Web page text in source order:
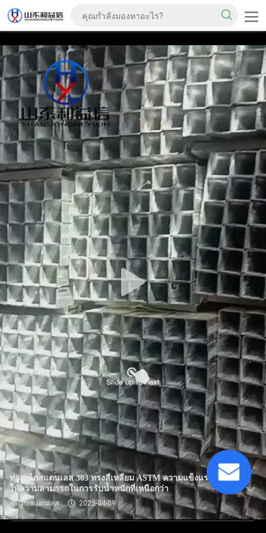
ท่อเหล็กสแตนเลส 303 ทรงสี่เหลี่ยม ASTM ความแข็งแรงสูง
ให้ความสามารถในการรับน้ำหนักที่เหนือกว่า
ท่อสแตนเลส 2025-04-09